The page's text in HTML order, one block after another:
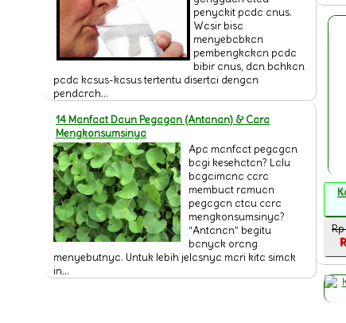
penyakit pada anus.
Wasir bisa
menyebabkan
pembengkakan pada
bibir anus, dan bahkan
pada kasus-kasus tertentu disertai dengan
pendarah...
14 Manfaat Daun Pegagan (Antanan) & Cara
Mengkonsumsinya
Apa manfaat pegagan
bagi kesehatan? Lalu
bagaimana cara
membuat ramuan
pegagan atau cara
mengkonsumsinya?
“Antanan” begitu
banyak orang
menyebutnya. Untuk lebih jelasnya mari kita simak
in...